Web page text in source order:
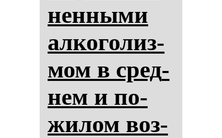
нен­ны­ми
ал­ко­го­лиз­
мом в сред­
нем и по­
жи­лом воз­